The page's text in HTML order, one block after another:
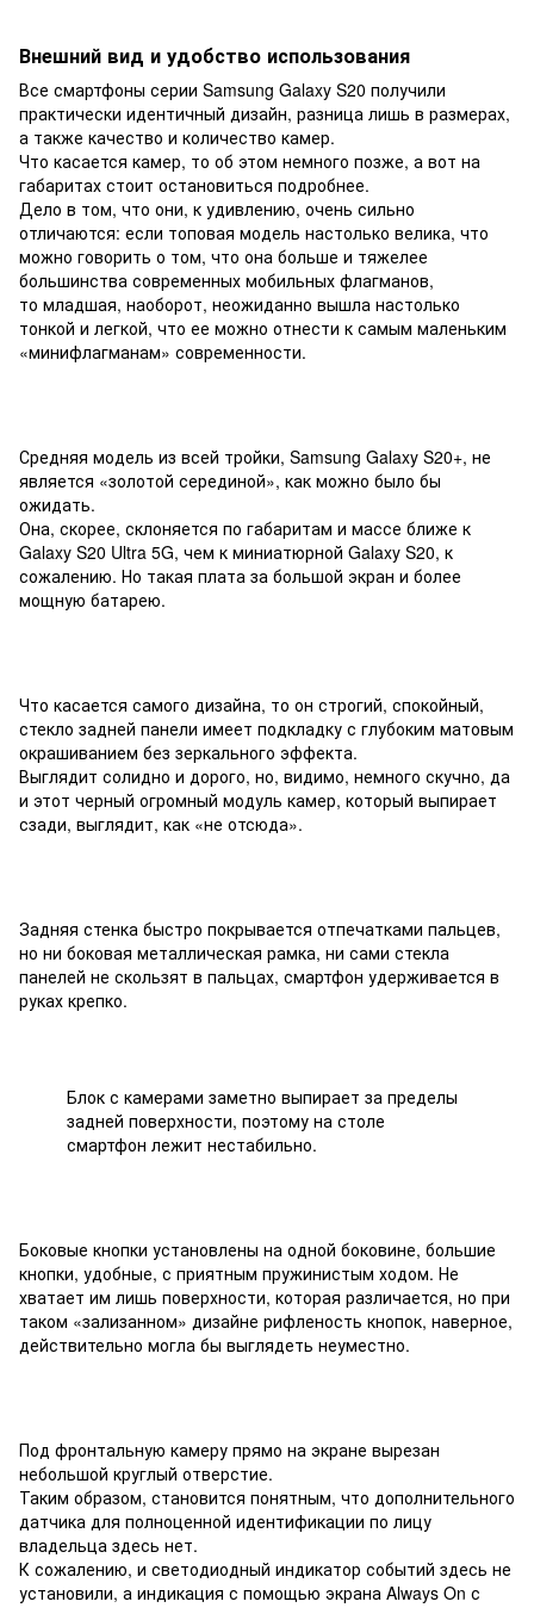
Внешний вид и удобство использования
Все смартфоны серии Samsung Galaxy S20 получили
практически идентичный дизайн, разница лишь в размерах,
а также качество и количество камер.
Что касается камер, то об этом немного позже, а вот на
габаритах стоит остановиться подробнее.
Дело в том, что они, к удивлению, очень сильно
отличаются: если топовая модель настолько велика, что
можно говорить о том, что она больше и тяжелее
большинства современных мобильных флагманов,
то младшая, наоборот, неожиданно вышла настолько
тонкой и легкой, что ее можно отнести к самым маленьким
«минифлагманам» современности.
Средняя модель из всей тройки, Samsung Galaxy S20+, не
является «золотой серединой», как можно было бы
ожидать.
Она, скорее, склоняется по габаритам и массе ближе к
Galaxy S20 Ultra 5G, чем к миниатюрной Galaxy S20, к
сожалению. Но такая плата за большой экран и более
мощную батарею.
Что касается самого дизайна, то он строгий, спокойный,
стекло задней панели имеет подкладку с глубоким матовым
окрашиванием без зеркального эффекта.
Выглядит солидно и дорого, но, видимо, немного скучно, да
и этот черный огромный модуль камер, который выпирает
сзади, выглядит, как «не отсюда».
Задняя стенка быстро покрывается отпечатками пальцев,
но ни боковая металлическая рамка, ни сами стекла
панелей не скользят в пальцах, смартфон удерживается в
руках крепко.
Блок с камерами заметно выпирает за пределы
задней поверхности, поэтому на столе
смартфон лежит нестабильно.
Боковые кнопки установлены на одной боковине, большие
кнопки, удобные, с приятным пружинистым ходом. Не
хватает им лишь поверхности, которая различается, но при
таком «зализанном» дизайне рифленость кнопок, наверное,
действительно могла бы выглядеть неуместно.
Под фронтальную камеру прямо на экране вырезан
небольшой круглый отверстие.
Таким образом, становится понятным, что дополнительного
датчика для полноценной идентификации по лицу
владельца здесь нет.
К сожалению, и светодиодный индикатор событий здесь не
установили, а индикация с помощью экрана Always On с